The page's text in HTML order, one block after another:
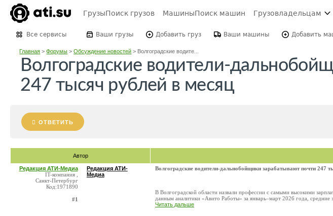
ГрузыПоиск грузов МашиныПоиск машин Грузовладельцам
Все сервисы Ваши грузы Добавить груз Ваши машины Добавить
Главная >Форумы >Обсуждение новостей > Волгоградские водите...
Волгоградские водители-
247 тысяч рублей в месяц
ОТВЕТИТЬ
Автор
Редакция АТИ-Медиа
IT-компания ,
Санкт-Петербург
Код:1971890
#1
Редакция АТИ-
Медиа
Волгоградские водители-дальнобойщики зарабатывают почти 247
В Волгоградской области назвали профессии с самыми высокими
данным аналитики «Авито Работы» за январь–март 2026 года,
Читать дальше